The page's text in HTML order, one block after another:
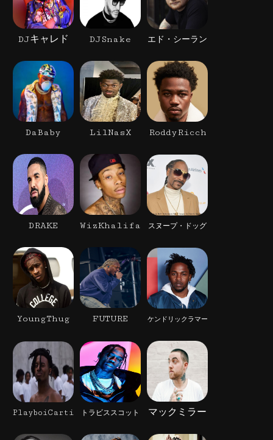
DJキャレド DJSnake エド・シーラン
DaBaby LilNasX RoddyRicch
DRAKE WizKhalifa スヌープ・ドッグ
YoungThug FUTURE ケンドリックラマー
PlayboiCarti トラビススコット マックミラー